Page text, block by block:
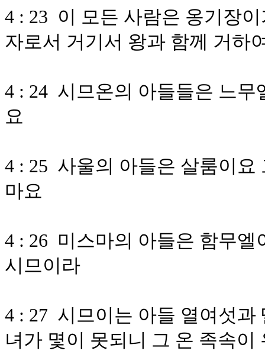
4 : 23 이 모든 사람은 옹기장
자로서 거기서 왕과 함께 거하
4 : 24 시므온의 아들들은 느
요
4 : 25 사울의 아들은 살룸이
마요
4 : 26 미스마의 아들은 함무
시므이라
4 : 27 시므이는 아들 열여섯
녀가 몇이 못되니 그 온 족속